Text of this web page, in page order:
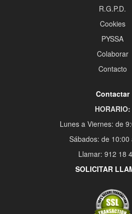
R.G.P.D.
Cookies
PYSSA
Colaborar
Contacto
Contactar
HORARIO:
Lunes a Viernes: de
Sábados: de 10:00
Llamar: 912 18
SOLICITAR